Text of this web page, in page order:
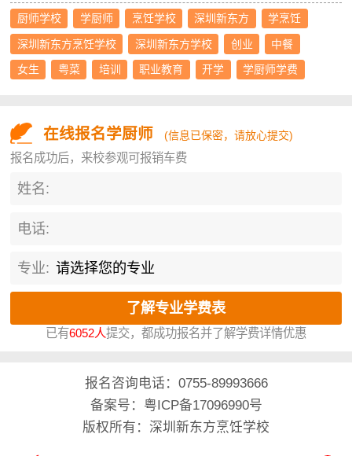
厨师学校 学厨师 烹饪学校 深圳新东方 学烹饪
深圳新东方烹饪学校 深圳新东方学校 创业 中餐
女生 粤菜 培训 职业教育 开学 学厨师学费
在线报名学厨师 (信息已保密，请放心提交)
报名成功后，来校参观可报销车费
姓名:
电话:
专业:
已有6052人提交，都成功报名并了解学费详情优惠
报名咨询电话： 0755-89993666
备案号：粤ICP备17096990号
版权所有：深圳新东方烹饪学校